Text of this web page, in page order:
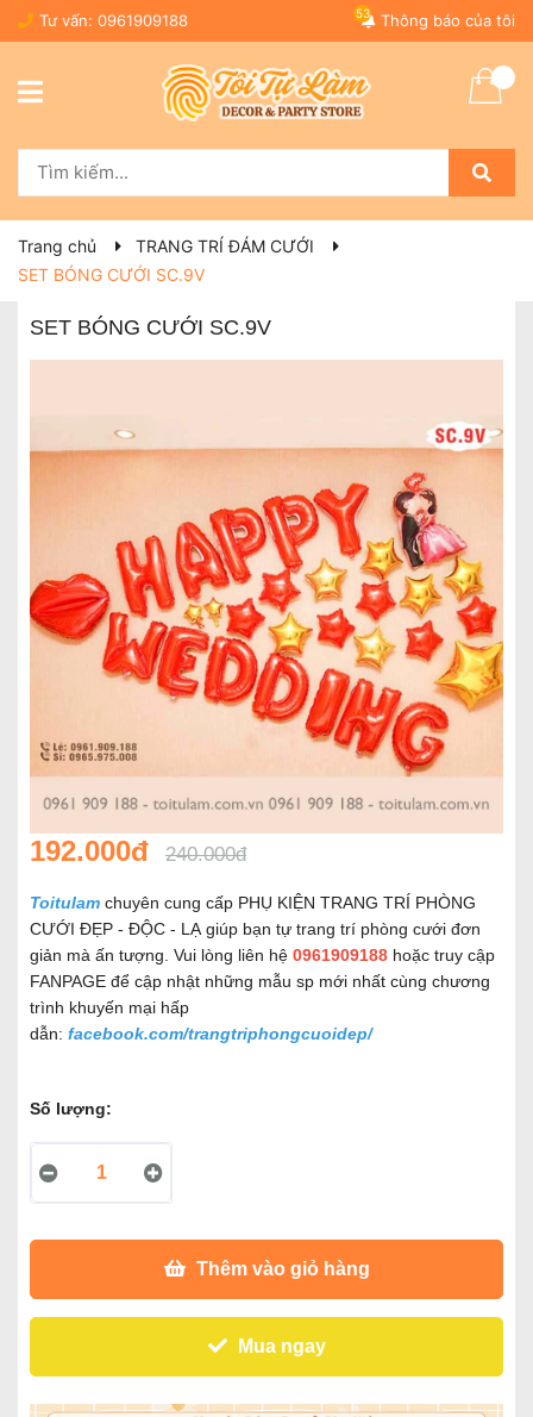
Tư vấn: 0961909188 Thông báo của tôi
53
Trang chủ
TRANG TRÍ ĐÁM CƯỚI
SET BÓNG CƯỚI SC.9V
SET BÓNG CƯỚI SC.9V
192.000đ 240.000đ
Toitulam chuyên cung cấp PHỤ KIỆN TRANG TRÍ PHÒNG
CƯỚI ĐẸP - ĐỘC - LẠ giúp bạn tự trang trí phòng cưới đơn
giản mà ấn tượng. Vui lòng liên hệ 0961909188 hoặc truy cập
FANPAGE để cập nhật những mẫu sp mới nhất cùng chương
trình khuyến mại hấp
dẫn: facebook.com/trangtriphongcuoidep/
Số lượng:
Thêm vào giỏ hàng
Mua ngay